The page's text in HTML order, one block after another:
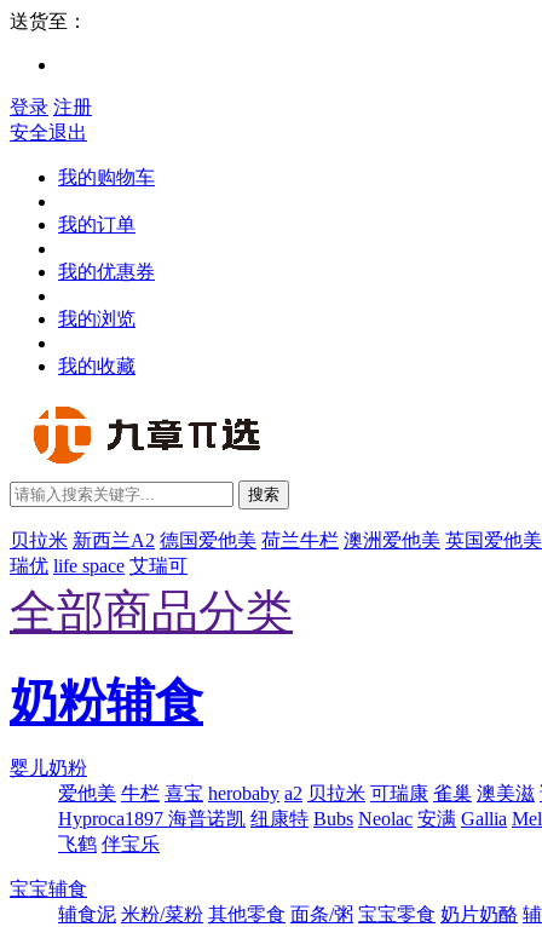
送货至：
登录 注册
安全退出
我的购物车
我的订单
我的优惠券
我的浏览
我的收藏
搜索
贝拉米 新西兰A2 德国爱他美 荷兰牛栏 澳洲爱他美 英国爱他美
瑞优 life space 艾瑞可
全部商品分类
奶粉辅食
婴儿奶粉
爱他美 牛栏 喜宝 herobaby a2 贝拉米 可瑞康 雀巢 澳美滋
Hyproca1897 海普诺凯 纽康特 Bubs Neolac 安满 Gallia
飞鹤 伴宝乐
宝宝辅食
辅食泥 米粉/菜粉 其他零食 面条/粥 宝宝零食 奶片奶酪